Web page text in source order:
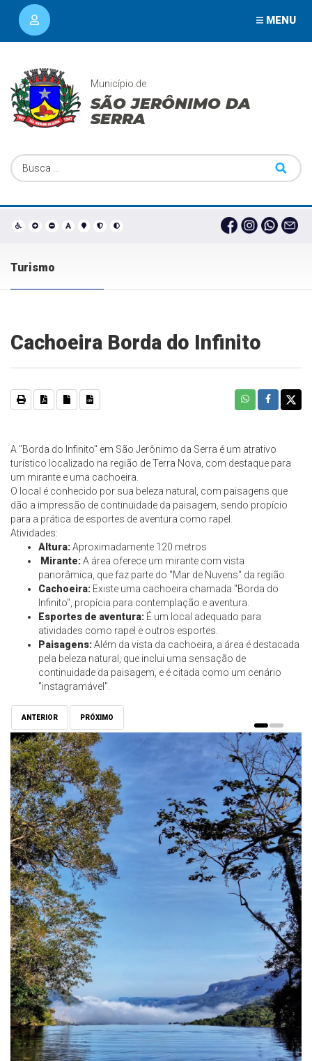
MENU
Município de
SÃO JERÔNIMO DA
SERRA
Turismo
Cachoeira Borda do Infinito
A "Borda do Infinito" em São Jerônimo da Serra é um atrativo
turístico localizado na região de Terra Nova, com destaque para
um mirante e uma cachoeira.
O local é conhecido por sua beleza natural, com paisagens que
dão a impressão de continuidade da paisagem, sendo propício
para a prática de esportes de aventura como rapel.
Atividades:
Altura:Aproximadamente 120 metros
Mirante:A área oferece um mirante com vista
panorâmica, que faz parte do "Mar de Nuvens" da região.
Cachoeira: Existe uma cachoeira chamada "Borda do
Infinito", propícia para contemplação e aventura.
Esportes de aventura: É um local adequado para
atividades como rapel e outros esportes.
Paisagens:Além da vista da cachoeira, a área é destacada
pela beleza natural, que inclui uma sensação de
continuidade da paisagem, e é citada como um cenário
"instagramável".
ANTERIOR PRÓXIMO